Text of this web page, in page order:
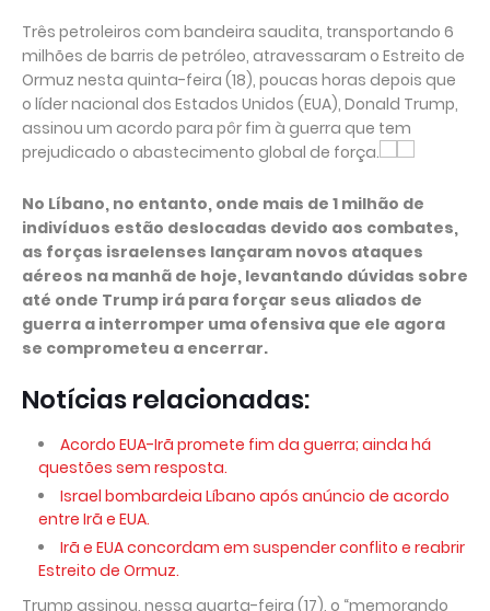
Três petroleiros com bandeira saudita, transportando 6
milhões de barris de petróleo, atravessaram o Estreito de
Ormuz nesta quinta-feira (18), poucas horas depois que
o líder nacional dos Estados Unidos (EUA), Donald Trump,
assinou um acordo para pôr fim à guerra que tem
prejudicado o abastecimento global de força.
No Líbano, no entanto, onde mais de 1 milhão de
indivíduos estão deslocadas devido aos combates,
as forças israelenses lançaram novos ataques
aéreos na manhã de hoje, levantando dúvidas sobre
até onde Trump irá para forçar seus aliados de
guerra a interromper uma ofensiva que ele agora
se comprometeu a encerrar.
Notícias relacionadas:
Acordo EUA-Irã promete fim da guerra; ainda há
questões sem resposta.
Israel bombardeia Líbano após anúncio de acordo
entre Irã e EUA.
Irã e EUA concordam em suspender conflito e reabrir
Estreito de Ormuz.
Trump assinou, nessa quarta-feira (17), o “memorando